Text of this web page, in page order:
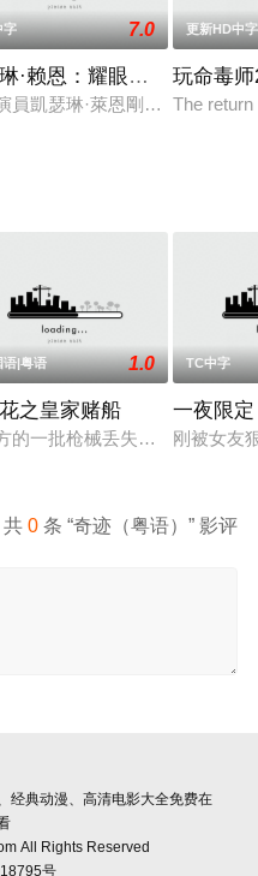
鸭子农场，在那里他受到了
字 7.0
·赖恩：耀眼如初
員凱瑟琳·萊恩剛結束巡迴演
更新HD中字
玩命毒
The
Hoffman 饰）在著名
语|粤语 1.0
之皇家赌船
的一批枪械丢失，飞虎队简sir
TC中字
一夜限定
刚被女友
共0 条 “奇迹（粤语）” 影评
经典动漫、高清电影大全免费在
All Rights Reserved
号